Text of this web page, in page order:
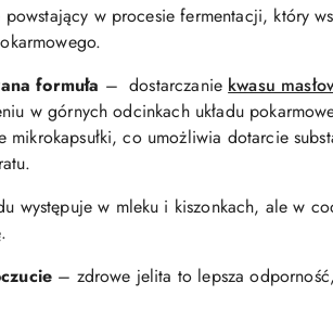
w procesie fermentacji, który
formuła –dostarczanie kwasu
w górnych odcinkach układu
mikrokapsułki, co umożliwia dotarcie
występuje w mleku i kiszonkach, ale w
– zdrowe jelita to lepsza